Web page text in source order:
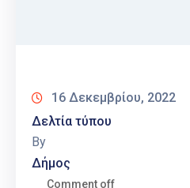
16 Δεκεμβρίου, 2022
Δελτία τύπου
By
Δήμος
Comment off